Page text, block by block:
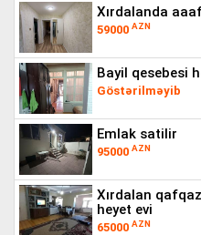
xırdalanda
59000 AZN
bayil qesebesi
Göstərilməyib
emlak satilir
95000 AZN
xırdalan qafqaz restoranın yani kupcali
heyet evi
65000 AZN